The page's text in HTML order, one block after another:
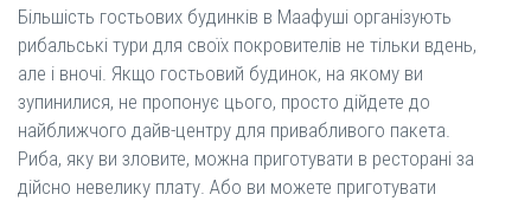
Більшість гостьових будинків в Маафуші організують
рибальські тури для своїх покровителів не тільки вдень,
але і вночі. Якщо гостьовий будинок, на якому ви
зупинилися, не пропонує цього, просто дійдете до
найближчого дайв-центру для привабливого пакета.
Риба, яку ви зловите, можна приготувати в ресторані за
дійсно невелику плату. Або ви можете приготувати